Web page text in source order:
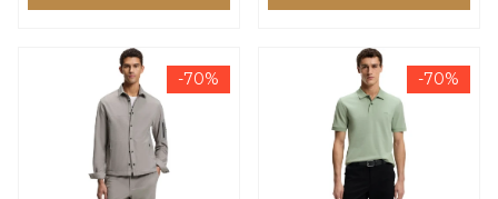
-70% -70%